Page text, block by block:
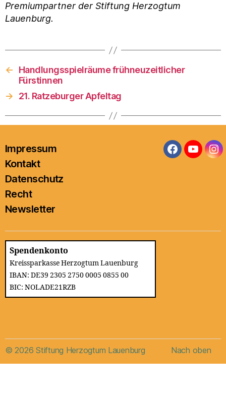
Premiumpartner der Stiftung Herzogtum
Lauenburg.
←
Handlungsspielräume frühneuzeitlicher
Fürstinnen
→
21. Ratzeburger Apfeltag
Impressum
Kontakt
Datenschutz
Recht
Newsletter
Facebook
Spendenkonto
Kreissparkasse Herzogtum Lauenburg
IBAN: DE39 2305 2750 0005 0855 00
BIC: NOLADE21RZB
© 2026Stiftung Herzogtum Lauenburg Nach oben